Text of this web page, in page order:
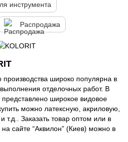
инструмента
Распродажа
производства широко популярна в
отделочных работ. В
широкое видовое
можно латексную, акриловую,
т.д.. Заказать товар оптом или в
сайте “Аквилон” (Киев) можно в